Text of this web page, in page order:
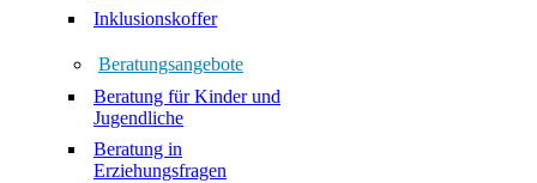
Inklusionskoffer
Beratungsangebote
Beratung für Kinder und
Jugendliche
Beratung in
Erziehungsfragen